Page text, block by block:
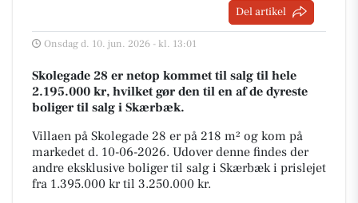
Del artikel
Onsdag d. 10. jun. 2026 - kl. 13:01
Skolegade 28 er netop kommet til salg til hele
2.195.000 kr, hvilket gør den til en af de dyreste
boliger til salg i Skærbæk.
Villaen på Skolegade 28 er på 218 m² og kom på
markedet d. 10-06-2026. Udover denne findes der
andre eksklusive boliger til salg i Skærbæk i prislejet
fra 1.395.000 kr til 3.250.000 kr.